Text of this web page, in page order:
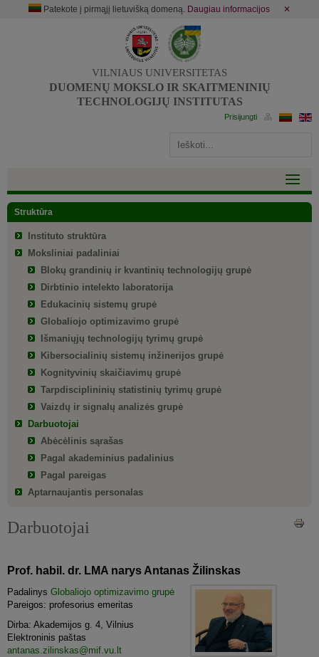
Patekote į pirmąjį lietuvišką domeną. Daugiau informacijos ✕
VILNIAUS UNIVERSITETAS
DUOMENŲ MOKSLO IR SKAITMENINIŲ
TECHNOLOGIJŲ INSTITUTAS
Struktūra
Instituto struktūra
Moksliniai padaliniai
Blokų grandinių ir kvantinių technologijų grupė
Dirbtinio intelekto laboratorija
Edukacinių sistemų grupė
Globaliojo optimizavimo grupė
Išmaniųjų technologijų tyrimų grupė
Kibersocialinių sistemų inžinerijos grupė
Kognityvinių skaičiavimų grupė
Tarpdisciplininių statistinių tyrimų grupė
Vaizdų ir signalų analizės grupė
Darbuotojai
Abėcėlinis sąrašas
Pagal akademinius padalinius
Pagal pareigas
Aptarnaujantis personalas
Darbuotojai
Prof. habil. dr. LMA narys Antanas Žilinskas
Padalinys Globaliojo optimizavimo grupė
Pareigos: profesorius emeritas
Dirba: Akademijos g. 4, Vilnius
Elektroninis paštas
antanas.zilinskas@mif.vu.lt